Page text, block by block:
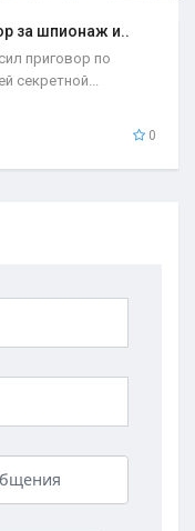
за шпионаж и..
приговор по
секретной...
0